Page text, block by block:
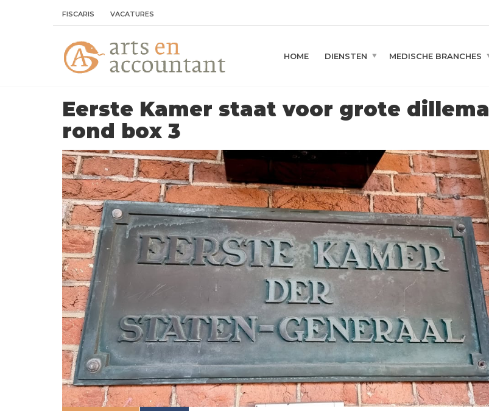
FISCARIS VACATURES
HOME DIENSTEN MEDISCHE BRANCHES
Eerste Kamer staat voor grote
rond box 3